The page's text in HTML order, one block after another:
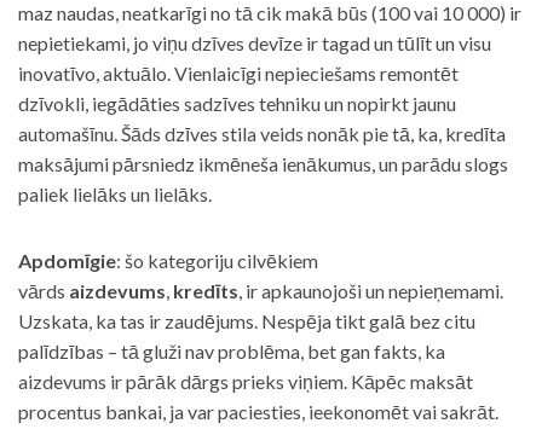
maz naudas, neatkarīgi no tā cik makā būs (100 vai 10 000) ir
nepietiekami, jo viņu dzīves devīze ir tagad un tūlīt un visu
inovatīvo, aktuālo. Vienlaicīgi nepieciešams remontēt
dzīvokli, iegādāties sadzīves tehniku un nopirkt jaunu
automašīnu. Šāds dzīves stila veids nonāk pie tā, ka, kredīta
maksājumi pārsniedz ikmēneša ienākumus, un parādu slogs
paliek lielāks un lielāks.
Apdomīgie: šo kategoriju cilvēkiem
vārds aizdevums, kredīts, ir apkaunojoši un nepieņemami.
Uzskata, ka tas ir zaudējums. Nespēja tikt galā bez citu
palīdzības – tā gluži nav problēma, bet gan fakts, ka
aizdevums ir pārāk dārgs prieks viņiem. Kāpēc maksāt
procentus bankai, ja var paciesties, ieekonomēt vai sakrāt.